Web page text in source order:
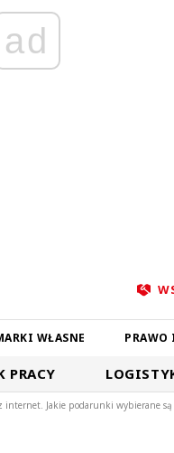
ad
WŁASNE
PRACY
Jakie podarunki wybierane są